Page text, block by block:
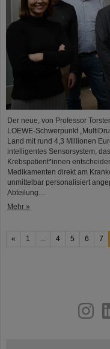
Der neue, von Professor
LOEWE-Schwerpunkt
Land mit rund 4,3 Millionen
intelligentes Sensorsystem,
Krebspatient*innen
Medikamenten direkt am
unmittelbar personalisiert
Abteilung…
Mehr »
« 1 ... 4 5 6 7
youtube